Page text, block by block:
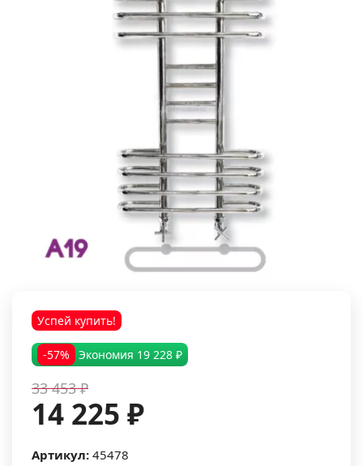
Успей купить!
-57% Экономия 19 228 ₽
33 453 ₽
14 225 ₽
Артикул: 45478